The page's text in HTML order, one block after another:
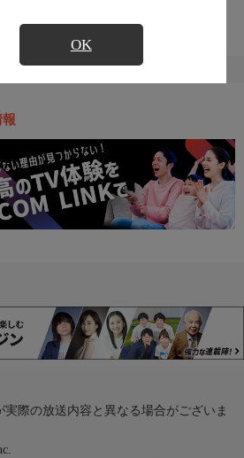
OK
番組
際の放送内容と異なる場合がございま